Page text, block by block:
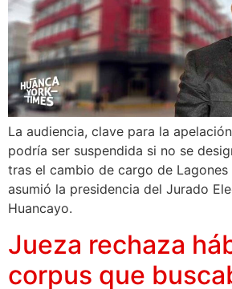
La audiencia, clave para la
podría ser suspendida si no se
tras el cambio de cargo de Lagones
asumió la presidencia del Jurado
Huancayo.
Jueza rechaza
corpus que